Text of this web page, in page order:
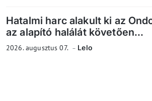
Hatalmi harc alakult ki az
az alapító halálát követően...
2026. augusztus 07. Lelo